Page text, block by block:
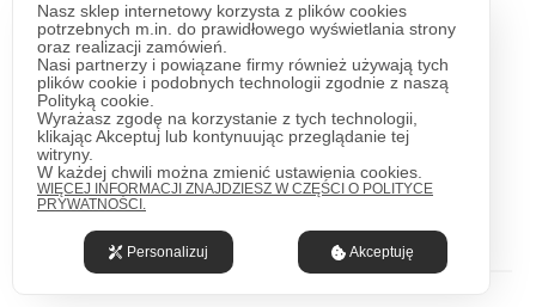
DO PASA- M-3XL.
2-3 dni
182,52 złbrutto
Nasz sklep internetowy korzysta z plików cookies
potrzebnych m.in. do prawidłowego wyświetlania strony
oraz realizacji zamówień.
Nasi partnerzy i powiązane firmy również używają tych
plików cookie i podobnych technologii zgodnie z naszą
Polityką cookie.
Wyrażasz zgodę na korzystanie z tych technologii,
klikając Akceptuj lub kontynuując przeglądanie tej
witryny.
W każdej chwili można zmienić ustawienia cookies.
WIĘCEJ INFORMACJI ZNAJDZIESZ W CZĘŚCI O POLITYCE
PRYWATNOŚCI.
Personalizuj Akceptuję